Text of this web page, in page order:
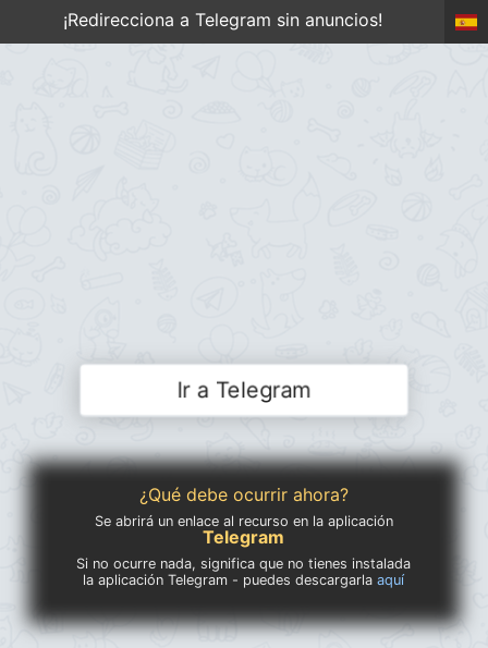
¡Redirecciona a Telegram sin anuncios!
Ir a Telegram
¿Qué debe ocurrir ahora?
Se abrirá un enlace al recurso en la aplicación
Telegram
Si no ocurre nada, significa que no tienes instalada
la aplicación Telegram - puedes descargarlaaquí